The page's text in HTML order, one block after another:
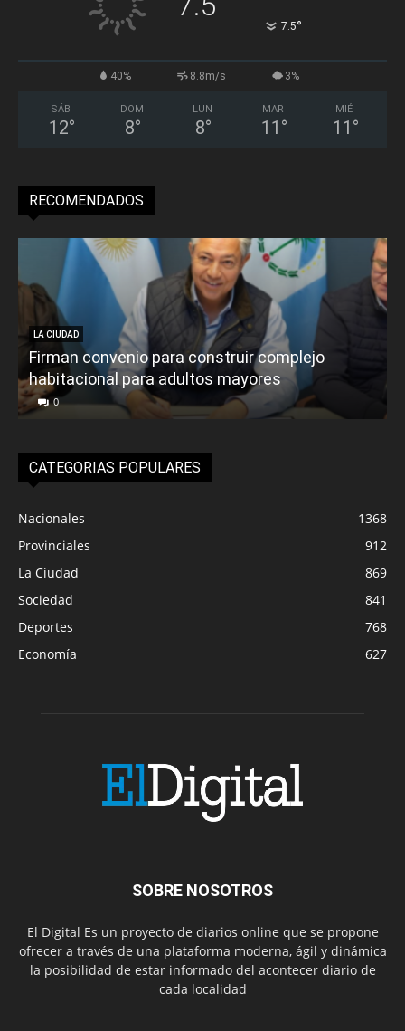
7.5°
40% 8.8m/s 3%
SÁB
12°
DOM
8°
LUN
8°
MAR
11 °
MIÉ
11 °
RECOMENDADOS
LA CIUDAD
Firman convenio para construir complejo
habitacional para adultos mayores
0
CATEGORIAS POPULARES
Nacionales
1368
Provinciales
912
La Ciudad
869
Sociedad
841
Deportes
768
Economía
627
SOBRE NOSOTROS
El Digital Es un proyecto de diarios online que se propone
ofrecer a través de una plataforma moderna, ágil y dinámica
la posibilidad de estar informado del acontecer diario de
cada localidad